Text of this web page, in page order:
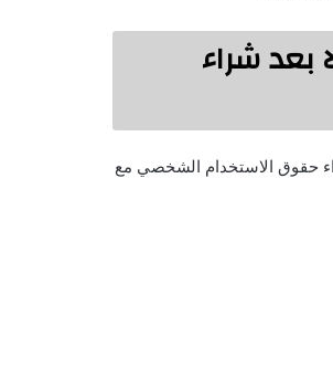
بعد شراء
حقوق الاستخدام الشخصي مع